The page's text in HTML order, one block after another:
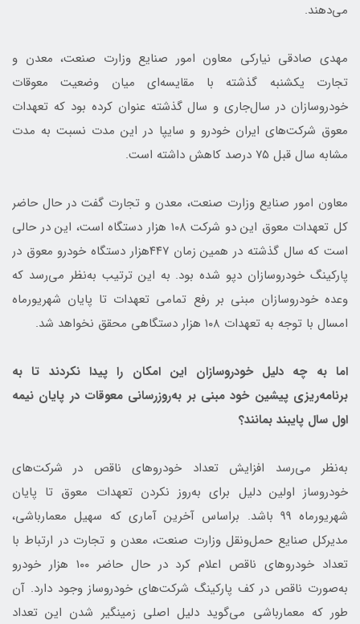
می‌دهند.
مهدی صادقی نیارکی معاون امور صنایع وزارت صنعت، معدن و
تجارت یکشنبه گذشته با مقایسه‌ای میان وضعیت معوقات
خودروسازان در سال‌جاری و سال گذشته عنوان کرده بود که تعهدات
معوق شرکت‌های ایران خودرو و سایپا در این مدت نسبت به مدت
مشابه سال قبل ۷۵ درصد کاهش داشته است.
معاون امور صنایع وزارت صنعت، معدن و تجارت گفت در حال حاضر
کل تعهدات معوق این دو شرکت ۱۰۸ هزار دستگاه است، این در حالی
است که سال گذشته در همین زمان ۴۴۷‌هزار دستگاه خودرو معوق در
پارکینگ خودروسازان دپو شده بود. به این ترتیب به‌نظر می‌رسد که
وعده خودروسازان مبنی بر رفع تمامی تعهدات تا پایان شهریورماه
امسال با توجه به تعهدات ۱۰۸ هزار دستگاهی محقق نخواهد شد.
اما به چه دلیل خودروسازان این امکان را پیدا نکردند تا به
برنامه‌ریزی پیشین خود مبنی بر به‌روزرسانی معوقات در پایان نیمه
اول سال پایبند بمانند؟
به‌نظر می‌رسد افزایش تعداد خودروهای ناقص در شرکت‌های
خودروساز اولین دلیل برای به‌روز نکردن تعهدات معوق تا پایان
شهریورماه ۹۹ باشد. براساس آخرین آماری که سهیل معمارباشی،
مدیرکل صنایع حمل‌و‌نقل وزارت صنعت، معدن و تجارت در ارتباط با
تعداد خودروهای ناقص اعلام کرد در حال حاضر ۱۰۰ هزار خودرو
به‌صورت ناقص در کف پارکینگ شرکت‌های خودروساز وجود دارد. آن
طور که معمارباشی می‌گوید دلیل اصلی زمینگیر شدن این تعداد